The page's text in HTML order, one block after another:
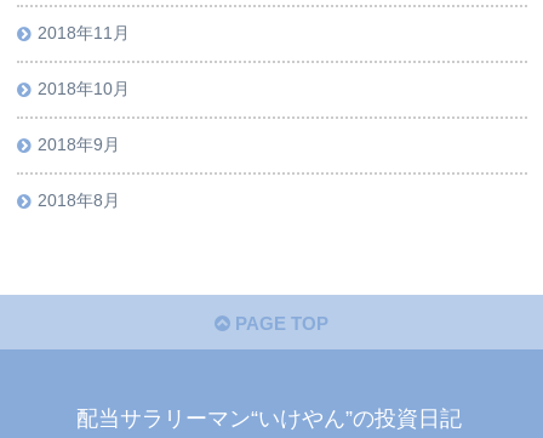
2018年11月
2018年10月
2018年9月
2018年8月
PAGE TOP
配当サラリーマン“いけやん”の投資日記 ​